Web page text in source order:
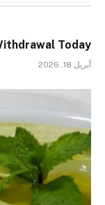
Today
أبريل 18, 2026